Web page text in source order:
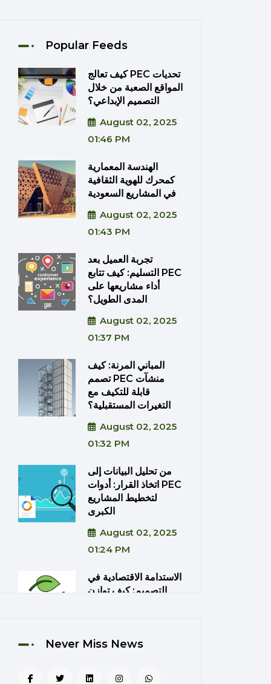
Popular Feeds
كيف تعالج PEC تحديات
المواقع الصعبة من خلال
التصميم الإبداعي؟
August 02, 2025
01:46 PM
الهندسة المعمارية
كمحرك للهوية الثقافية
في المشاريع السعودية
August 02, 2025
01:43 PM
تجربة العميل بعد
التسليم: كيف تتابع PEC
أداء مشاريعها على
المدى الطويل؟
August 02, 2025
01:37 PM
المباني المرنة: كيف
تصمم PEC منشآت
قابلة للتكيف مع
التغيرات المستقبلية؟
August 02, 2025
01:32 PM
من تحليل البيانات إلى
اتخاذ القرار: أدوات PEC
لتخطيط المشاريع
الكبرى
August 02, 2025
01:24 PM
الاستدامة الاقتصادية في
التصميم: كيف توازن
August 02, 2025
Never Miss News